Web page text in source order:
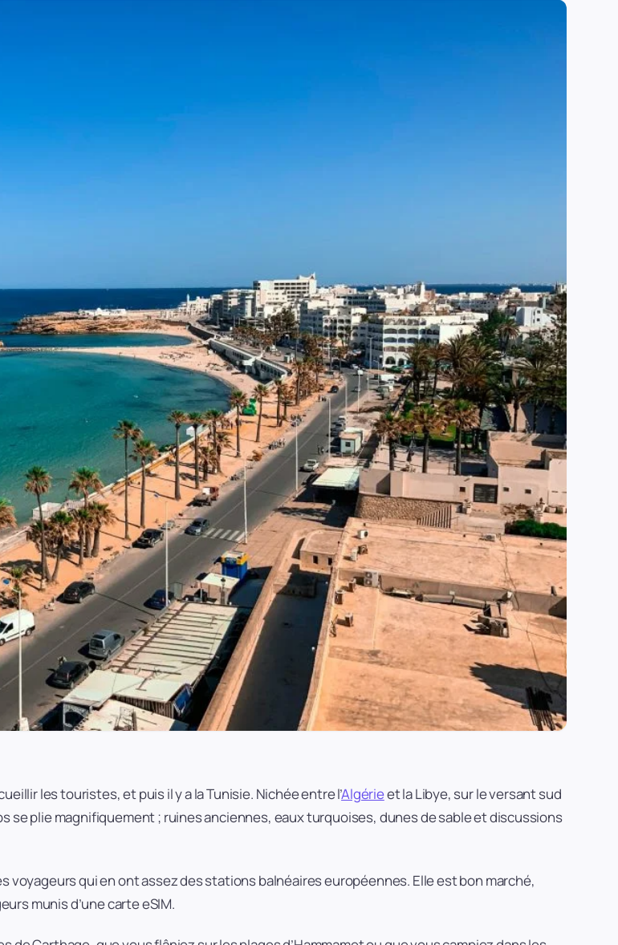
les touristes, et puis il y a la Tunisie. Nichée entre l’Algérieet la Libye, sur le versant sud
se plie magnifiquement ; ruines anciennes, eaux turquoises, dunes de sable et discussions
qui en ont assez des stations balnéaires européennes. Elle est bon marché,
munis d’une carte eSIM.